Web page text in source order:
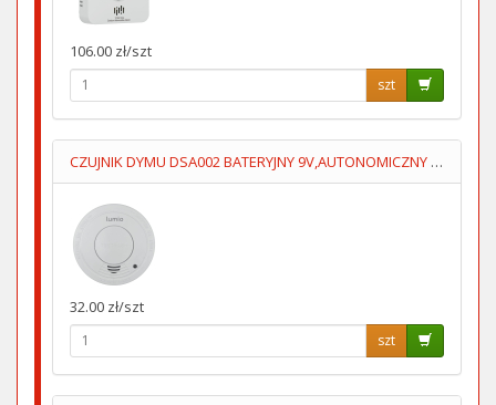
106.00 zł/szt
szt
CZUJNIK DYMU DSA002 BATERYJNY 9V,AUTONOMICZNY LUMIO
32.00 zł/szt
szt